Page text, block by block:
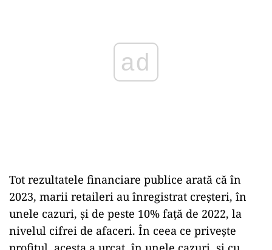
ad
Tot rezultatele financiare publice arată că în
2023, marii retaileri au înregistrat creșteri, în
unele cazuri, și de peste 10% față de 2022, la
nivelul cifrei de afaceri. În ceea ce privește